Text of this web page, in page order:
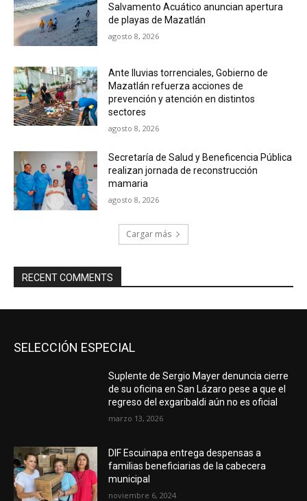
Salvamento Acuático anuncian apertura
de playas de Mazatlán
agosto 8, 2026
Ante lluvias torrenciales, Gobierno de
Mazatlán refuerza acciones de
prevención y atención en distintos
sectores
agosto 8, 2026
Secretaría de Salud y Beneficencia Pública
realizan jornada de reconstrucción
mamaria
agosto 8, 2026
Cargar más
RECENT COMMENTS
SELECCIÓN ESPECIAL
Suplente de Sergio Mayer denuncia cierre
de su oficina en San Lázaro pese a que el
regreso del exgaribaldi aún no es oficial
marzo 13, 2026
DIF Escuinapa entrega despensas a
familias beneficiarias de la cabecera
municipal
noviembre 6, 2024